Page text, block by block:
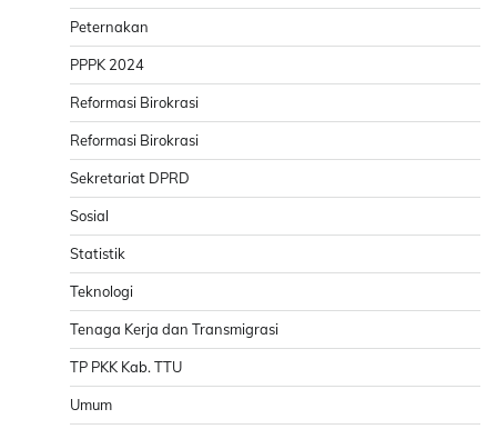
Peternakan
PPPK 2024
Reformasi Birokrasi
Reformasi Birokrasi
Sekretariat DPRD
Sosial
Statistik
Teknologi
Tenaga Kerja dan Transmigrasi
TP PKK Kab. TTU
Umum